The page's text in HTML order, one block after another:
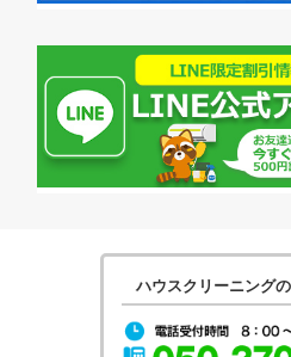
ハウスクリーニング